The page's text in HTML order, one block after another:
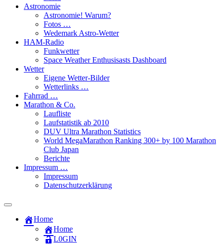
Astronomie
Astronomie! Warum?
Fotos …
Wedemark Astro-Wetter
HAM-Radio
Funkwetter
Space Weather Enthusisasts Dashboard
Wetter
Eigene Wetter-Bilder
Wetterlinks …
Fahrrad …
Marathon & Co.
Laufliste
Laufstatistik ab 2010
DUV Ultra Marathon Statistics
World MegaMarathon Ranking 300+ by 100 Marathon
Club Japan
Berichte
Impressum …
Impressum
Datenschutzerklärung
Toggle
field
Home
Home
L​0​​GIN